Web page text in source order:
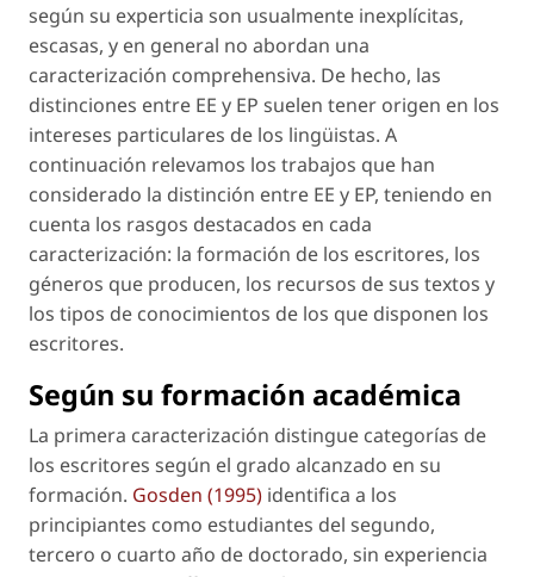
según su experticia son usualmente inexplícitas,
escasas, y en general no abordan una
caracterización comprehensiva. De hecho, las
distinciones entre EE y EP suelen tener origen en los
intereses particulares de los lingüistas. A
continuación relevamos los trabajos que han
considerado la distinción entre EE y EP, teniendo en
cuenta los rasgos destacados en cada
caracterización: la formación de los escritores, los
géneros que producen, los recursos de sus textos y
los tipos de conocimientos de los que disponen los
escritores.
Según su formación académica
La primera caracterización distingue categorías de
los escritores según el grado alcanzado en su
formación. Gosden (1995) identifica a los
principiantes como estudiantes del segundo,
tercero o cuarto año de doctorado, sin experiencia